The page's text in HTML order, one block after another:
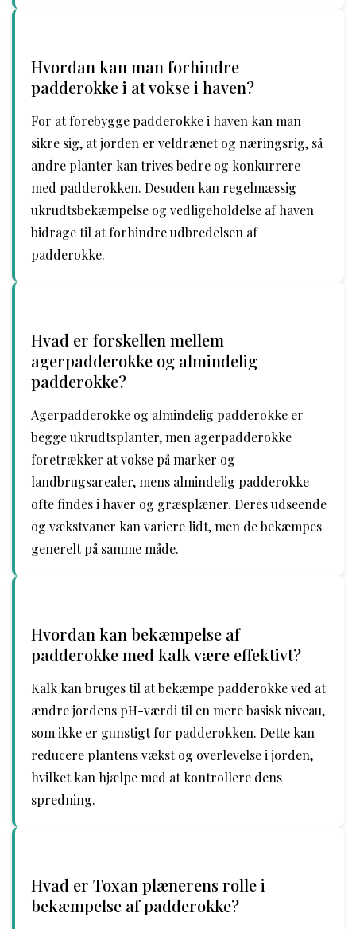
Hvordan kan man forhindre
padderokke i at vokse i haven?
For at forebygge padderokke i haven kan man
sikre sig, at jorden er veldrænet og næringsrig, så
andre planter kan trives bedre og konkurrere
med padderokken. Desuden kan regelmæssig
ukrudtsbekæmpelse og vedligeholdelse af haven
bidrage til at forhindre udbredelsen af
padderokke.
Hvad er forskellen mellem
agerpadderokke og almindelig
padderokke?
Agerpadderokke og almindelig padderokke er
begge ukrudtsplanter, men agerpadderokke
foretrækker at vokse på marker og
landbrugsarealer, mens almindelig padderokke
ofte findes i haver og græsplæner. Deres udseende
og vækstvaner kan variere lidt, men de bekæmpes
generelt på samme måde.
Hvordan kan bekæmpelse af
padderokke med kalk være effektivt?
Kalk kan bruges til at bekæmpe padderokke ved at
ændre jordens pH-værdi til en mere basisk niveau,
som ikke er gunstigt for padderokken. Dette kan
reducere plantens vækst og overlevelse i jorden,
hvilket kan hjælpe med at kontrollere dens
spredning.
Hvad er Toxan plænerens rolle i
bekæmpelse af padderokke?